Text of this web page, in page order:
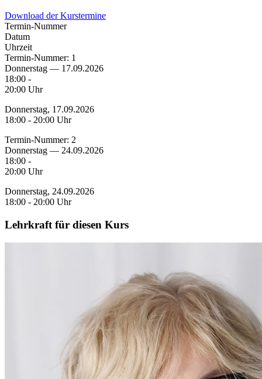
Download der Kurstermine
Termin-Nummer
Datum
Uhrzeit
Termin-Nummer: 1
Donnerstag — 17.09.2026
18:00 -
20:00 Uhr
Donnerstag, 17.09.2026
18:00 - 20:00 Uhr
Termin-Nummer: 2
Donnerstag — 24.09.2026
18:00 -
20:00 Uhr
Donnerstag, 24.09.2026
18:00 - 20:00 Uhr
Lehrkraft für diesen Kurs